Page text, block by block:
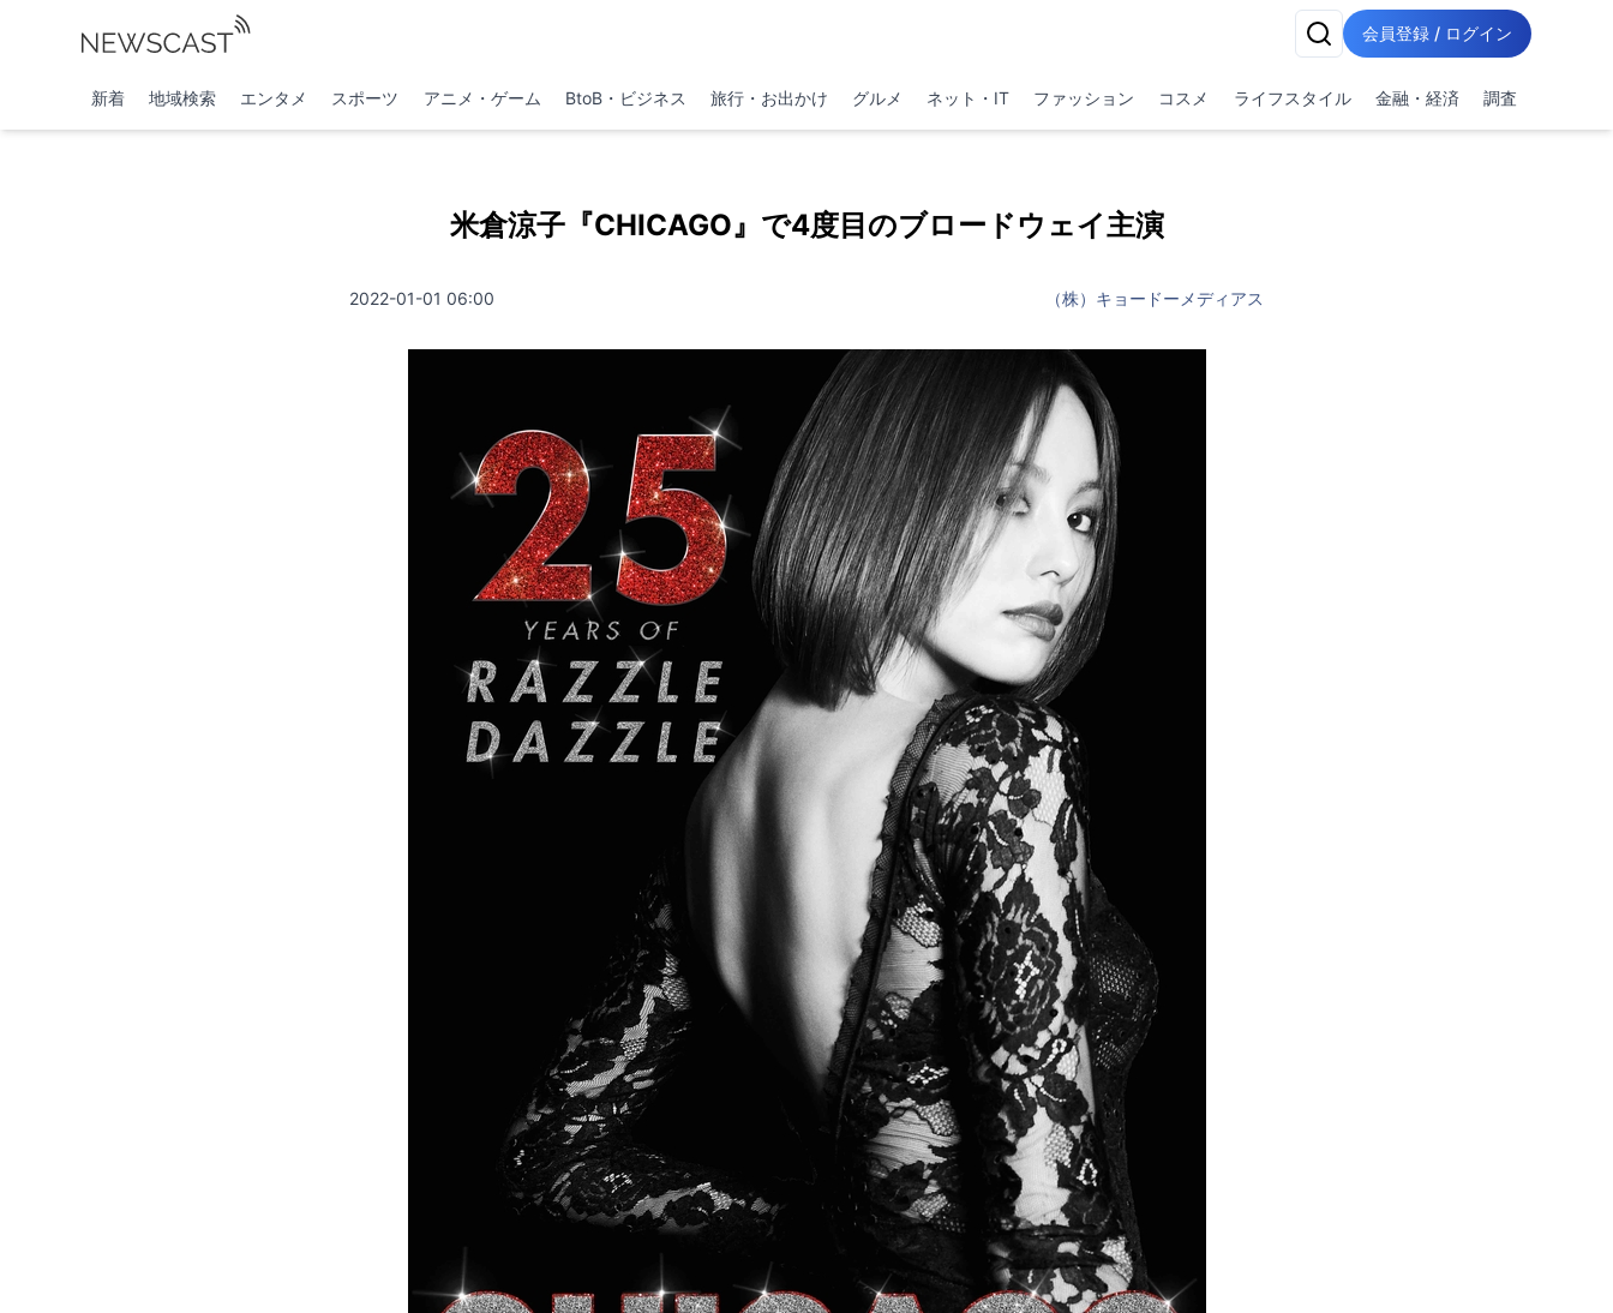
会員登録 / ログイン
新着 地域検索 エンタメ スポーツ アニメ・ゲーム BtoB・ビジネス 旅行・お出かけ グルメ ネット・IT ファッション コスメ ライフスタイル 金融・経済 調査
米倉涼子『CHICAGO』で4度目のブロードウェイ主演
2022-01-01 06:00 （株）キョードーメディアス